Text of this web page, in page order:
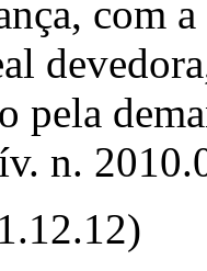
com
pela
n.